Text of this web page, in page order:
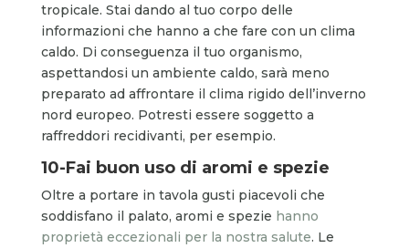
tropicale. Stai dando al tuo corpo delle
informazioni che hanno a che fare con un clima
caldo. Di conseguenza il tuo organismo,
aspettandosi un ambiente caldo, sarà meno
preparato ad affrontare il clima rigido dell’inverno
nord europeo. Potresti essere soggetto a
raffreddori recidivanti, per esempio.
10-Fai buon uso di aromi e spezie
Oltre a portare in tavola gusti piacevoli che
soddisfano il palato, aromi e spezie hanno
proprietà eccezionali per la nostra salute. Le